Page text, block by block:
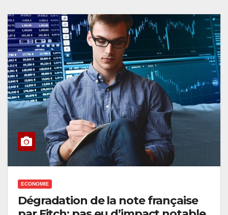
ECONOMIE
Dégradation de la note française